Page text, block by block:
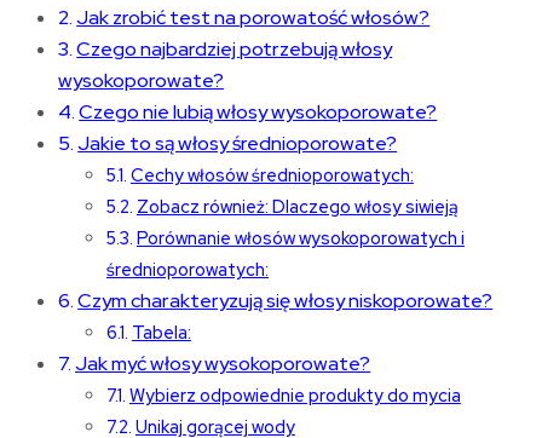
Jak zrobić test na porowatość włosów?
Czego najbardziej potrzebują włosy
wysokoporowate?
Czego nie lubią włosy wysokoporowate?
Jakie to są włosy średnioporowate?
Cechy włosów średnioporowatych:
Zobacz również: Dlaczego włosy siwieją
Porównanie włosów wysokoporowatych i
średnioporowatych:
Czym charakteryzują się włosy niskoporowate?
Tabela:
Jak myć włosy wysokoporowate?
Wybierz odpowiednie produkty do mycia
Unikaj gorącej wody